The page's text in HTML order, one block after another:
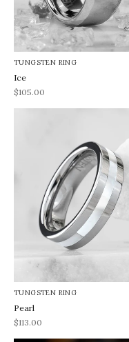
TUNGSTEN RING
Ice
REA-pris
$105.00
TUNGSTEN RING
Pearl
REA-pris
$113.00